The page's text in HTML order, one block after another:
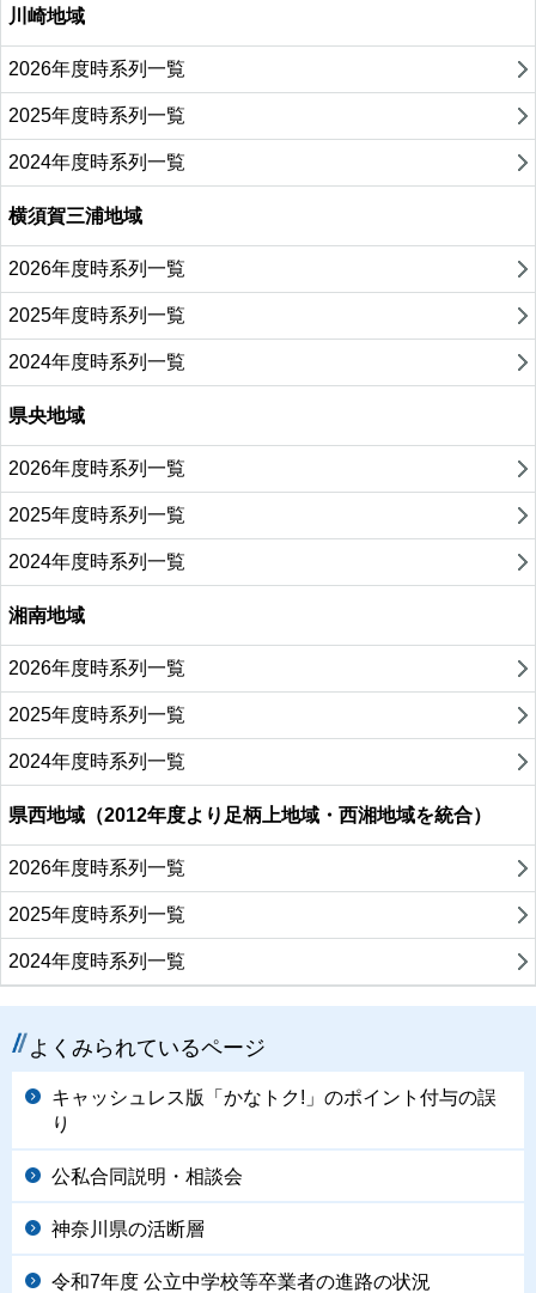
川崎地域
2026年度時系列一覧
2025年度時系列一覧
2024年度時系列一覧
横須賀三浦地域
2026年度時系列一覧
2025年度時系列一覧
2024年度時系列一覧
県央地域
2026年度時系列一覧
2025年度時系列一覧
2024年度時系列一覧
湘南地域
2026年度時系列一覧
2025年度時系列一覧
2024年度時系列一覧
県西地域（2012年度より足柄上地域・西湘地域を統合）
2026年度時系列一覧
2025年度時系列一覧
2024年度時系列一覧
よくみられているページ
キャッシュレス版「かなトク!」のポイント付与の誤
り
公私合同説明・相談会
神奈川県の活断層
令和7年度 公立中学校等卒業者の進路の状況